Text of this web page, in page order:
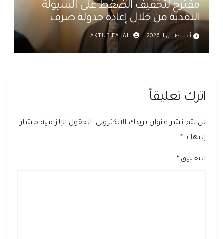
مقترح لتخفيف الضغط على السيولة
النقدية من خلال إعادة جدولة صرف
رواتب الموظفين في العراق د. عمر حميد
أغسطس 1, 2026 AKTUB FALAH
اترك تعليقاً
لن يتم نشر عنوان بريدك الإلكتروني. الحقول الإلزامية مشار
إليها بـ *
التعليق *